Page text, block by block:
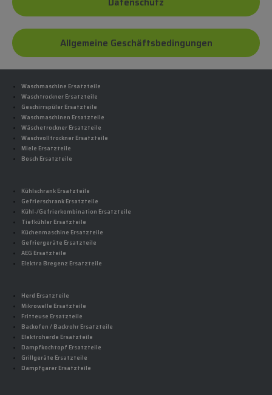
Allgemeine Geschäftsbedingungen
Waschmaschine Ersatzteile
Waschtrockner Ersatzteile
Geschirrspüler Ersatzteile
Waschmaschinen Ersatzteile
Wäschetrockner Ersatzteile
Waschvolltrockner Ersatzteile
Miele Ersatzteile
Bosch Ersatzteile
Kühlschrank Ersatzteile
Gefrierschrank Ersatzteile
Kühl-/Gefrierkombination Ersatzteile
Tiefkühler Ersatzteile
Küchenmaschine Ersatzteile
Gefriergeräte Ersatzteile
AEG Ersatzteile
Elektra Bregenz Ersatzteile
Herd Ersatzteile
Mikrowelle Ersatzteile
Fritteuse Ersatzteile
Backofen / Backrohr Ersatzteile
Elektroherde Ersatzteile
Dampfkochtopf Ersatzteile
Grillgeräte Ersatzteile
Dampfgarer Ersatzteile